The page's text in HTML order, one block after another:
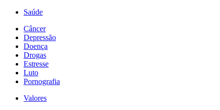
Saúde
Câncer
Depressão
Doença
Drogas
Estresse
Luto
Pornografia
Valores